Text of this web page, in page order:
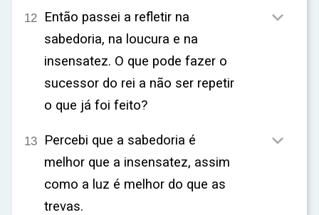
12 Então passei a refletir na
sabedoria, na loucura e na
insensatez. O que pode fazer o
sucessor do rei a não ser repetir
o que já foi feito?

13 Percebi que a sabedoria é
melhor que a insensatez, assim
como a luz é melhor do que as
trevas.
